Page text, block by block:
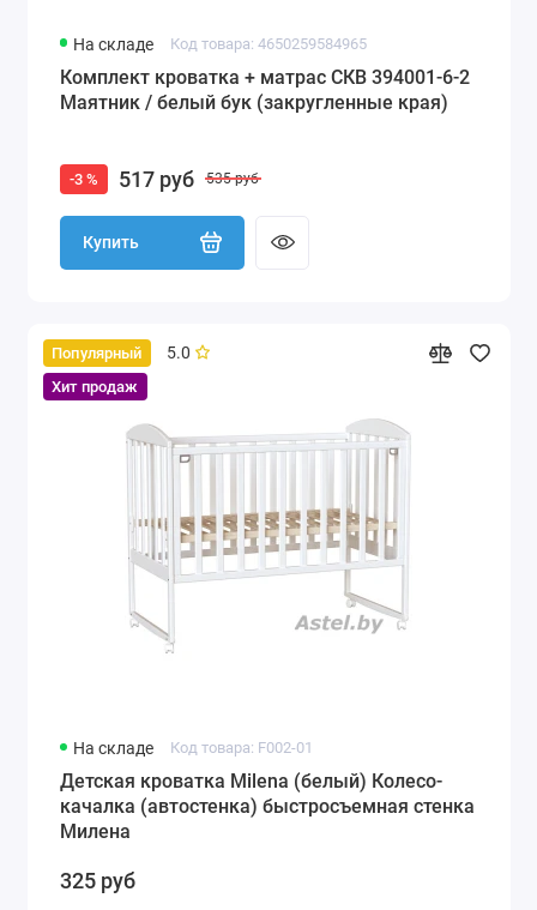
На складе Код товара: 4650259584965
Комплект кроватка + матрас СКВ 394001-6-2
Маятник / белый бук (закругленные края)
-3 % 517 руб 535 руб
Купить
Популярный
Хит продаж
5.0
На складе Код товара: F002-01
Детская кроватка Milena (белый) Колесо-
качалка (автостенка) быстросъемная стенка
Милена
325 руб